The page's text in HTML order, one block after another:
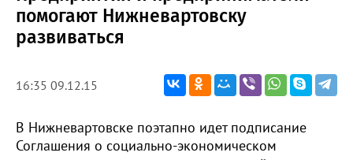
помогают Нижневартовску
развиваться
16:35 09.12.15
В Нижневартовске поэтапно идет подписание
Соглашения о социально-экономическом